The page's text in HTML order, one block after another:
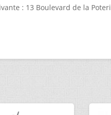
: 13 Boulevard de la